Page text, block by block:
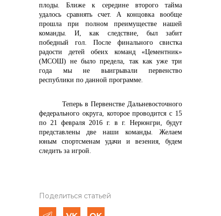
плоды. Ближе к середине второго тайма
удалось сравнять счет. А концовка вообще
прошла при полном преимуществе нашей
команды. И, как следствие, был забит
победный гол. После финального свистка
радости детей обеих команд «Цементник»
(МСОШ) не было предела, так как уже три
года мы не выигрывали первенство
республики по данной программе.
Теперь в Первенстве Дальневосточного
федерального округа, которое проводится с 15
по 21 февраля 2016 г. в г. Нерюнгри, будут
представлены две наши команды. Желаем
юным спортсменам удачи и везения, будем
следить за игрой.
Поделиться статьей